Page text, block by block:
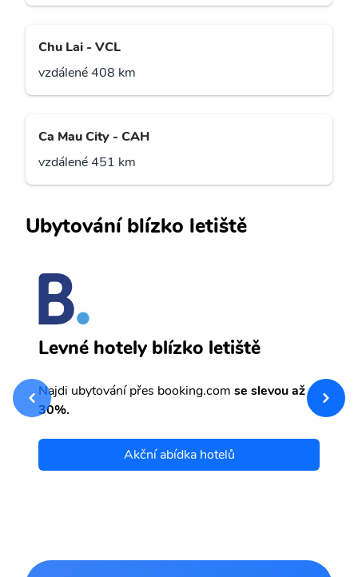
Chu Lai - VCL
vzdálené 408 km
Ca Mau City - CAH
vzdálené 451 km
Ubytování blízko letiště
Levné hotely blízko letiště
Najdi ubytování přes booking.com se slevou až
30%.
Akční abídka hotelů